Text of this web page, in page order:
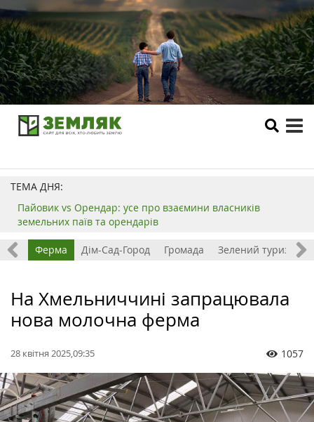
ТЕМА ДНЯ:
Пайовик vs Орендар: усе про взаємини власників
земельних паїв та орендарів
Ферма Дім-Сад-Город Громада Зелений туризм
На Хмельниччині запрацювала
нова молочна ферма
28 квітня 2025,09:35 1057